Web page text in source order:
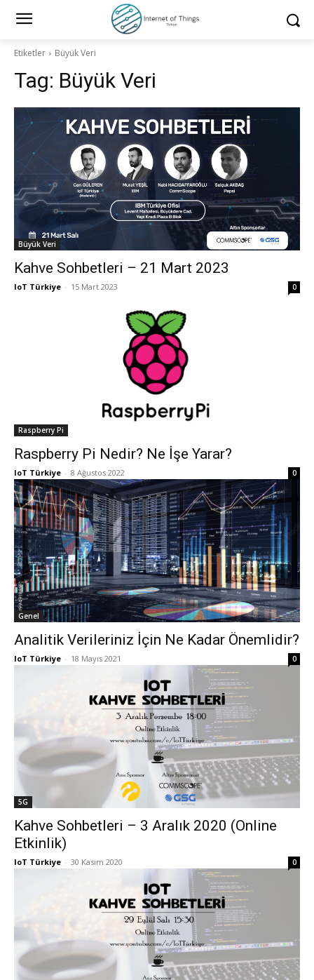
Etiketler Büyük Veri
Tag: Büyük Veri
Büyük Veri
Kahve Sohbetleri – 21 Mart 2023
IoT Türkiye - 15 Mart 2023 0
Raspberry Pi
Raspberry Pi Nedir? Ne İşe Yarar?
IoT Türkiye - 8 Ağustos 2022 0
Genel
Analitik Verileriniz İçin Ne Kadar Önemlidir?
IoT Türkiye - 18 Mayıs 2021 0
5G
Kahve Sohbetleri – 3 Aralık 2020 (Online
Etkinlik)
IoT Türkiye - 30 Kasım 2020 0